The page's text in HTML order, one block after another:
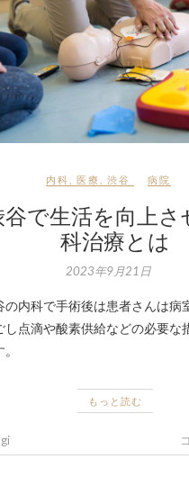
内科 医療 渋谷 病院
谷で生活を向上さ
科治療とは
2023年9月21日
の内科で手術後は患者さんは病
し点滴や酸素供給などの必要な
もっと読む